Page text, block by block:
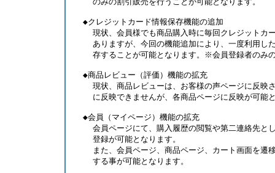
  ◆クレジットカード情報保存機能の追加
現状、会員様でも商品購入時に毎回クレジットカ
ありますが、今回の機能追加により、一度利用し
存することが可能となります。※会員登録者のみ
  ◆商品レビュー（評価）機能の拡充
現状、商品レビューは、お客様の声ページに反映
に反映できませんが、各商品ページに反映が可能
  ◆会員（マイページ）機能の拡充
会員ページにて、購入履歴の閲覧や第二連絡先と
    登録が可能となります。
また、会員ページ、商品ページ、カート画面を遷
    する事が可能となります。